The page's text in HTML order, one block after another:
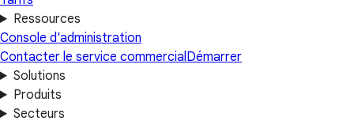
Ressources
Console d'administration
Contacter le service commercialDémarrer
Solutions
Produits
Secteurs